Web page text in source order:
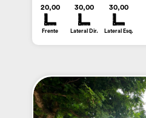
20,00
Frente
30,00
Lateral Dir.
30,00
Lateral Esq.